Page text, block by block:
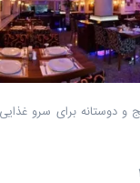
و دوستانه برای سرو